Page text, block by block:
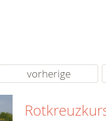
rund um die Uhr
vorherige